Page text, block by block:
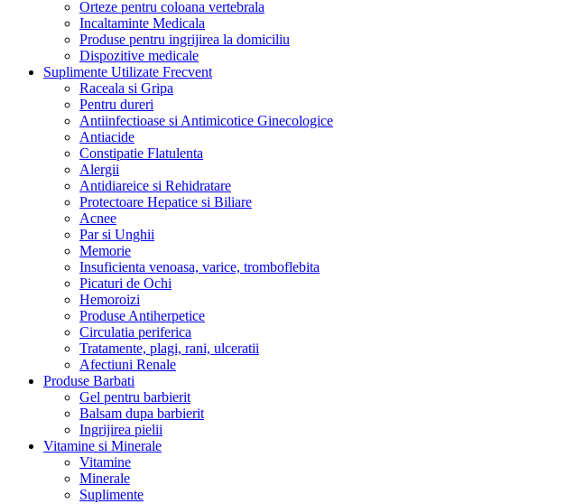
Orteze pentru coloana vertebrala
Incaltaminte Medicala
Produse pentru ingrijirea la domiciliu
Dispozitive medicale
Suplimente Utilizate Frecvent
Raceala si Gripa
Pentru dureri
Antiinfectioase si Antimicotice Ginecologice
Antiacide
Constipatie Flatulenta
Alergii
Antidiareice si Rehidratare
Protectoare Hepatice si Biliare
Acnee
Par si Unghii
Memorie
Insuficienta venoasa, varice, tromboflebita
Picaturi de Ochi
Hemoroizi
Produse Antiherpetice
Circulatia periferica
Tratamente, plagi, rani, ulceratii
Afectiuni Renale
Produse Barbati
Gel pentru barbierit
Balsam dupa barbierit
Ingrijirea pielii
Vitamine si Minerale
Vitamine
Minerale
Suplimente